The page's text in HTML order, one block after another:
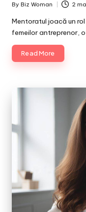
Posted
by
By Biz Woman 2
Mentoratul joacă un
femeilor antreprenor,
Read More